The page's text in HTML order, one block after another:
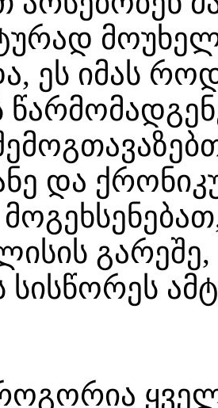
ეს იმას
და
სისწორეს
როგორია